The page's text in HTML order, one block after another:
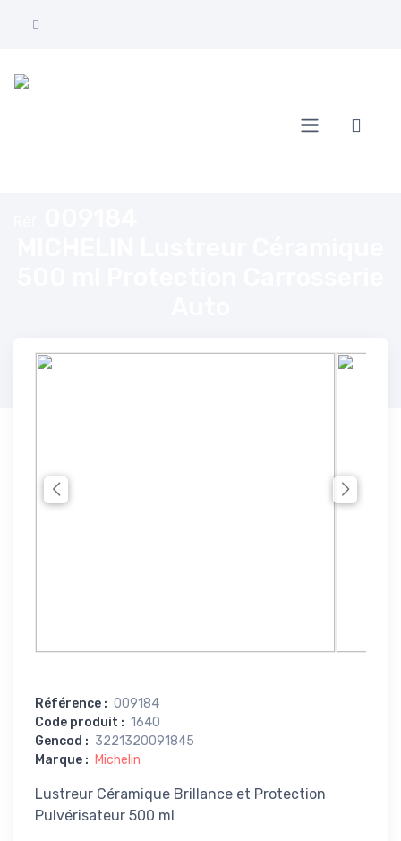
Référence : 009184
Code produit : 1640
Gencod : 3221320091845
Marque : Michelin
Lustreur Céramique Brillance et Protection
Pulvérisateur 500 ml